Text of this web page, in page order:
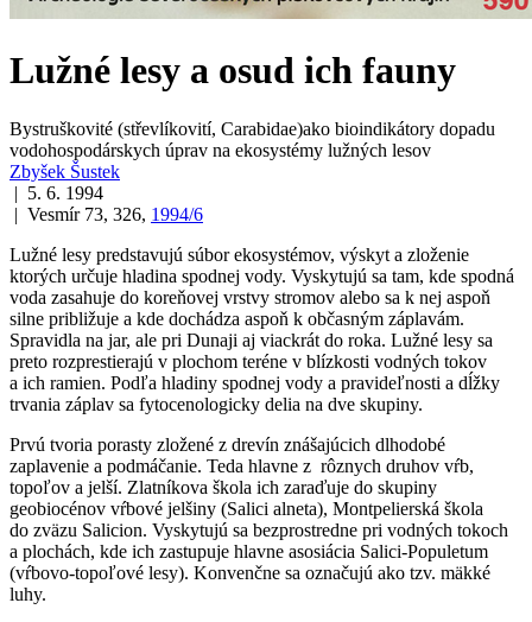
Lužné lesy a osud ich fauny
Bystruškovité (střevlíkovití, Carabidae)ako bioindikátory dopadu
vodohospodárskych úprav na ekosystémy lužných lesov
Zbyšek Šustek
| 5. 6. 1994
| Vesmír 73, 326, 1994/6
Lužné lesy predstavujú súbor ekosystémov, výskyt a zloženie
ktorých určuje hladina spodnej vody. Vyskytujú sa tam, kde spodná
voda zasahuje do koreňovej vrstvy stromov alebo sa k nej aspoň
silne približuje a kde dochádza aspoň k občasným záplavám.
Spravidla na jar, ale pri Dunaji aj viackrát do roka. Lužné lesy sa
preto rozprestierajú v plochom teréne v blízkosti vodných tokov
a ich ramien. Podľa hladiny spodnej vody a pravideľnosti a dĺžky
trvania záplav sa fytocenologicky delia na dve skupiny.
Prvú tvoria porasty zložené z drevín znášajúcich dlhodobé
zaplavenie a podmáčanie. Teda hlavne z rôznych druhov vŕb,
topoľov a jelší. Zlatníkova škola ich zaraďuje do skupiny
geobiocénov vŕbové jelšiny (Salici alneta), Montpelierská škola
do zväzu Salicion. Vyskytujú sa bezprostredne pri vodných tokoch
a plochách, kde ich zastupuje hlavne asosiácia Salici-Populetum
(vŕbovo-topoľové lesy). Konvenčne sa označujú ako tzv. mäkké
luhy.